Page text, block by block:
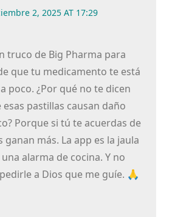
2, 2025 AT 17:29
truco de Big Pharma para
que tu medicamento te está
poco. ¿Por qué no te dicen
pastillas causan daño
Porque si tú te acuerdas de
ganan más. La app es la jaula
alarma de cocina. Y no
a Dios que me guíe. 🙏